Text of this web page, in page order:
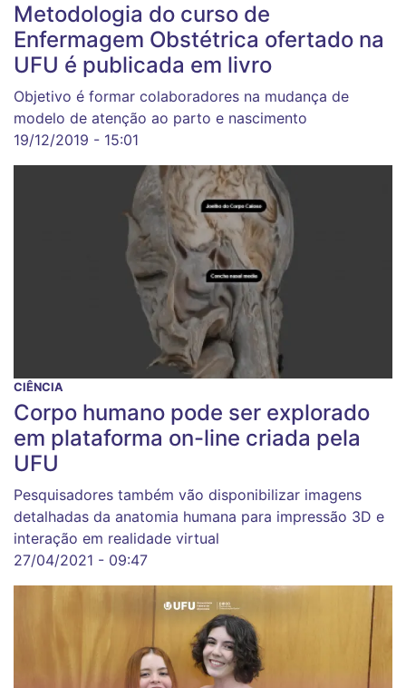
Metodologia do curso de
Enfermagem Obstétrica ofertado na
UFU é publicada em livro
Objetivo é formar colaboradores na mudança de
modelo de atenção ao parto e nascimento
19/12/2019 - 15:01
CIÊNCIA
Corpo humano pode ser explorado
em plataforma on-line criada pela
UFU
Pesquisadores também vão disponibilizar imagens
detalhadas da anatomia humana para impressão 3D e
interação em realidade virtual
27/04/2021 - 09:47